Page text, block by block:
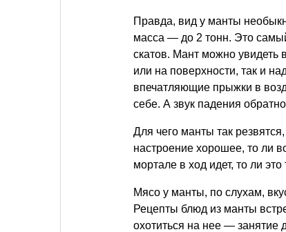
Правда, вид у манты
масса — до 2 тонн. Это
скатов. Мант можно увидеть
или на поверхности, так и
впечатляющие прыжки в
себе. А звук падения
Для чего манты так
настроение хорошее, то ли
мортале в ход идет, то ли
Мясо у манты, по слухам,
Рецепты блюд из манты
охотиться на нее — занятие